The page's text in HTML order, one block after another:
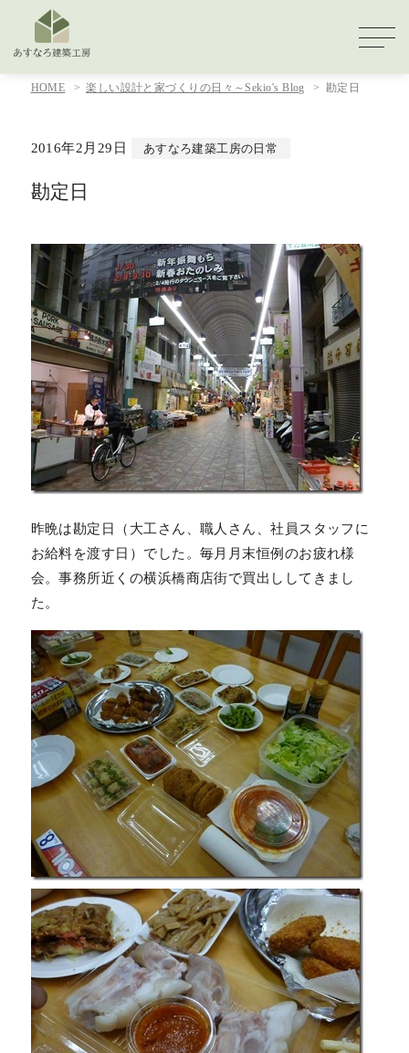
HOME 楽しい設計と家づくりの日々～Sekio's Blog 勘定日
2016年2月29日 あすなろ建築工房の日常
勘定日
昨晩は勘定日（大工さん、職人さん、社員スタッフに
お給料を渡す日）でした。毎月月末恒例のお疲れ様
会。事務所近くの横浜橋商店街で買出ししてきまし
た。